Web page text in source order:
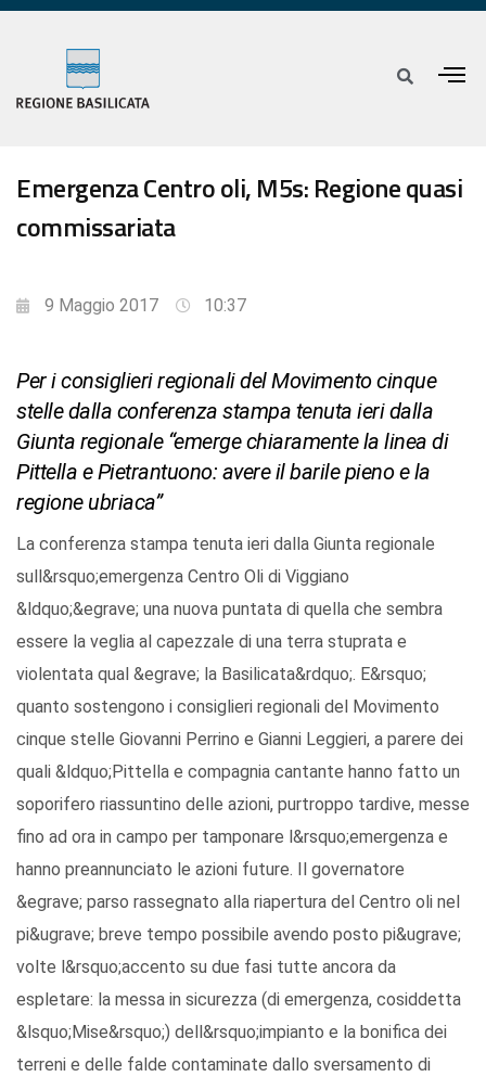
Emergenza Centro oli, M5s: Regione quasi
commissariata
9 Maggio 2017 10:37
Per i consiglieri regionali del Movimento cinque
stelle dalla conferenza stampa tenuta ieri dalla
Giunta regionale “emerge chiaramente la linea di
Pittella e Pietrantuono: avere il barile pieno e la
regione ubriaca”
La conferenza stampa tenuta ieri dalla Giunta regionale
sull&rsquo;emergenza Centro Oli di Viggiano
&ldquo;&egrave; una nuova puntata di quella che sembra
essere la veglia al capezzale di una terra stuprata e
violentata qual &egrave; la Basilicata&rdquo;. E&rsquo;
quanto sostengono i consiglieri regionali del Movimento
cinque stelle Giovanni Perrino e Gianni Leggieri, a parere dei
quali &ldquo;Pittella e compagnia cantante hanno fatto un
soporifero riassuntino delle azioni, purtroppo tardive, messe
fino ad ora in campo per tamponare l&rsquo;emergenza e
hanno preannunciato le azioni future. Il governatore
&egrave; parso rassegnato alla riapertura del Centro oli nel
pi&ugrave; breve tempo possibile avendo posto pi&ugrave;
volte l&rsquo;accento su due fasi tutte ancora da
espletare: la messa in sicurezza (di emergenza, cosiddetta
&lsquo;Mise&rsquo;) dell&rsquo;impianto e la bonifica dei
terreni e delle falde contaminate dallo sversamento di